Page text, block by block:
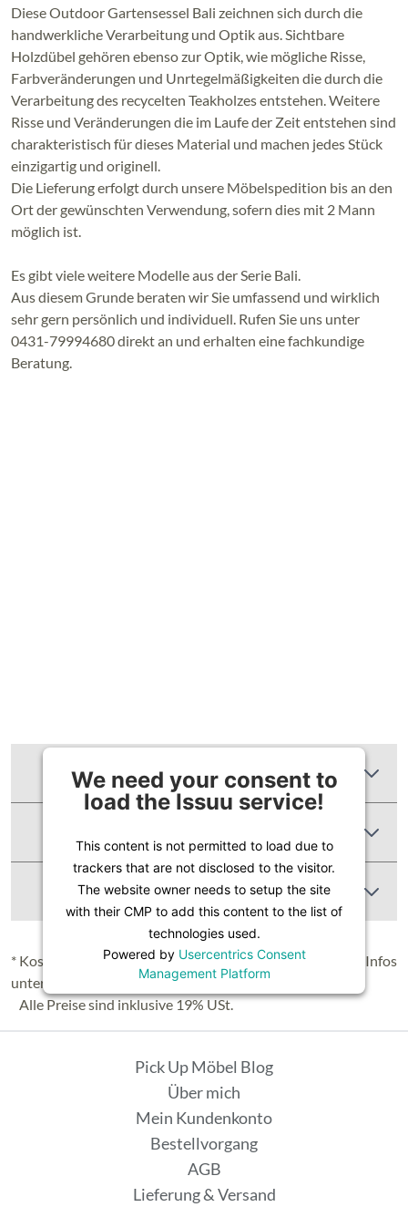
Diese Outdoor Gartensessel Bali zeichnen sich durch die
handwerkliche Verarbeitung und Optik aus. Sichtbare
Holzdübel gehören ebenso zur Optik, wie mögliche Risse,
Farbveränderungen und Unrtegelmäßigkeiten die durch die
Verarbeitung des recycelten Teakholzes entstehen. Weitere
Risse und Veränderungen die im Laufe der Zeit entstehen sind
charakteristisch für dieses Material und machen jedes Stück
einzigartig und originell.
Die Lieferung erfolgt durch unsere Möbelspedition bis an den
Ort der gewünschten Verwendung, sofern dies mit 2 Mann
möglich ist.
Es gibt viele weitere Modelle aus der Serie Bali.
Aus diesem Grunde beraten wir Sie umfassend und wirklich
sehr gern persönlich und individuell. Rufen Sie uns unter
0431-79994680 direkt an und erhalten eine fachkundige
Beratung.
We need your consent to
load the Issuu service!
This content is not permitted to load due to
trackers that are not disclosed to the visitor.
The website owner needs to setup the site
with their CMP to add this content to the list of
technologies used.
Powered by Usercentrics Consent
Management Platform
Zusätzliche Informationen
Abbildung Ähnlich
* Kostenloser Versand in Deutschland (Festland), nähere Infos
unter
Lieferung & Versand.
Alle Preise sind inklusive 19% USt.
Pick Up Möbel Blog
Über mich
Mein Kundenkonto
Bestellvorgang
AGB
Lieferung & Versand